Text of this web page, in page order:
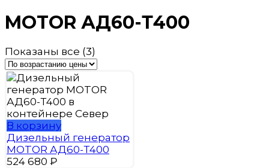
MOTOR АД60-Т400
Показаны все (3)
по
В корзину
Дизельный генератор
MOTOR АД60-Т400
524 680 ₽